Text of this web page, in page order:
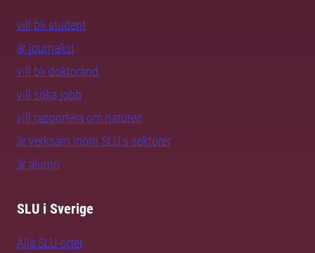
vill bli student
är journalist
vill bli doktorand
vill söka jobb
vill rapportera om naturen
är verksam inom SLU:s sektorer
är alumn
SLU i Sverige
Alla SLU-orter